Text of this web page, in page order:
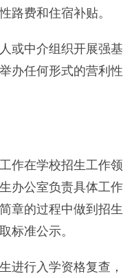
路费和住宿补贴。
或中介组织开展强基
办任何形式的营利性
作在学校招生工作领
办公室负责具体工作
章的过程中做到招生
标准公示。
进行入学资格复查，